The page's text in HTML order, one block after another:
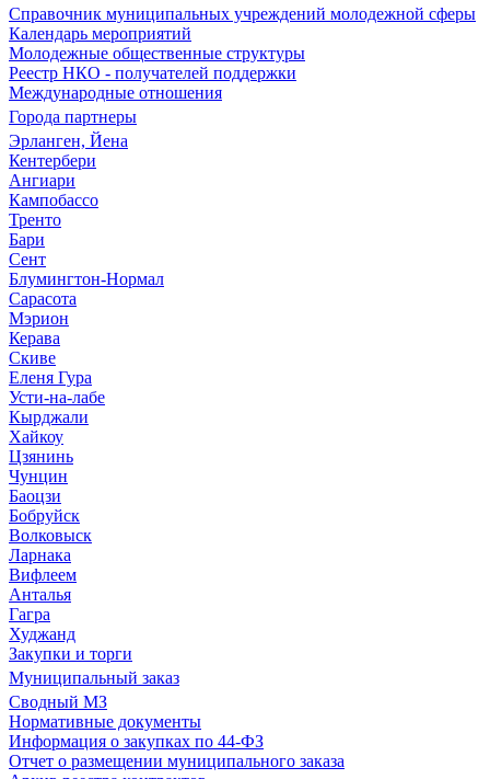
Справочник муниципальных учреждений молодежной сферы
Календарь мероприятий
Молодежные общественные структуры
Реестр НКО - получателей поддержки
Международные отношения
Города партнеры
Эрланген, Йена
Кентербери
Ангиари
Кампобассо
Тренто
Бари
Сент
Блумингтон-Нормал
Сарасота
Мэрион
Керава
Скиве
Еленя Гура
Усти-на-лабе
Кырджали
Хайкоу
Цзянинь
Чунцин
Баоцзи
Бобруйск
Волковыск
Ларнака
Вифлеем
Анталья
Гагра
Худжанд
Закупки и торги
Муниципальный заказ
Сводный МЗ
Нормативные документы
Информация о закупках по 44-ФЗ
Отчет о размещении муниципального заказа